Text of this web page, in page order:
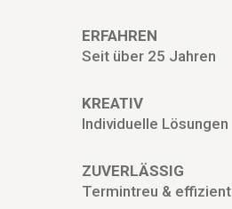
ERFAHREN
Seit über 25 Jahren
KREATIV
Individuelle Lösungen
ZUVERLÄSSIG
Termintreu & effizient